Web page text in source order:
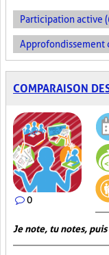
Participation active
Approfondissement
COMPARAISON
0
Je note, tu notes,